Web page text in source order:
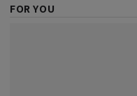
FOR YOU